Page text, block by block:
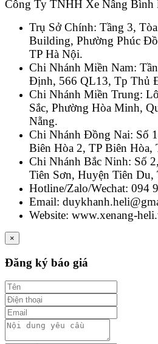
Công Ty TNHH Xe Nâng Bình
Trụ Sở Chính: Tầng 3,
Building, Phường Phúc
TP Hà Nội.
Chi Nhánh Miền Nam:
Định, 566 QL13, Tp Thủ
Chi Nhánh Miền Trung:
Sắc, Phường Hòa Minh,
Nẵng.
Chi Nhánh Đồng Nai: Số
Biên Hòa 2, TP Biên
Chi Nhánh Bắc Ninh: Số
Tiên Sơn, Huyện Tiên
Hotline/Zalo/Wechat: 094
Email:
Website: www.xenang-
×
Đăng ký báo giá